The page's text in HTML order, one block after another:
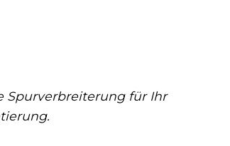
Spurverbreiterung für Ihr